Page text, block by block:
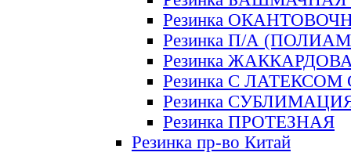
Резинка
Резинка П/А
Резинка
Резинка С ЛАТЕКСОМ
Резинка
Резинка ПРОТЕЗНАЯ
Резинка пр-во Китай